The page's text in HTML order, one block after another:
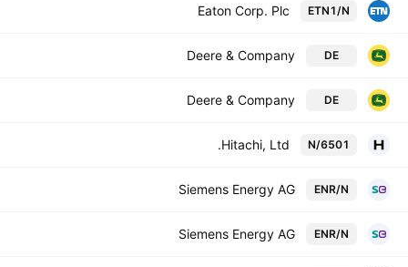
ETN1/N
Eaton Corp. Plc
DE
Deere & Company
DE
Deere & Company
6501/N
Hitachi, Ltd.
ENR/N
Siemens Energy AG
ENR/N
Siemens Energy AG